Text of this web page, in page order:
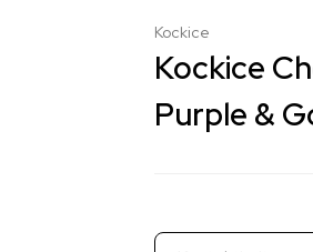
Kockice
Kockice
Purple &